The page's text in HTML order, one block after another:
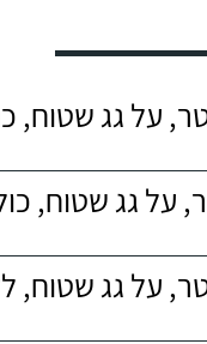
דוד שמש, 150 ליטר, על
דוד שמש, 80 ליטר, על גג
דוד שמש, 150 ליטר, על